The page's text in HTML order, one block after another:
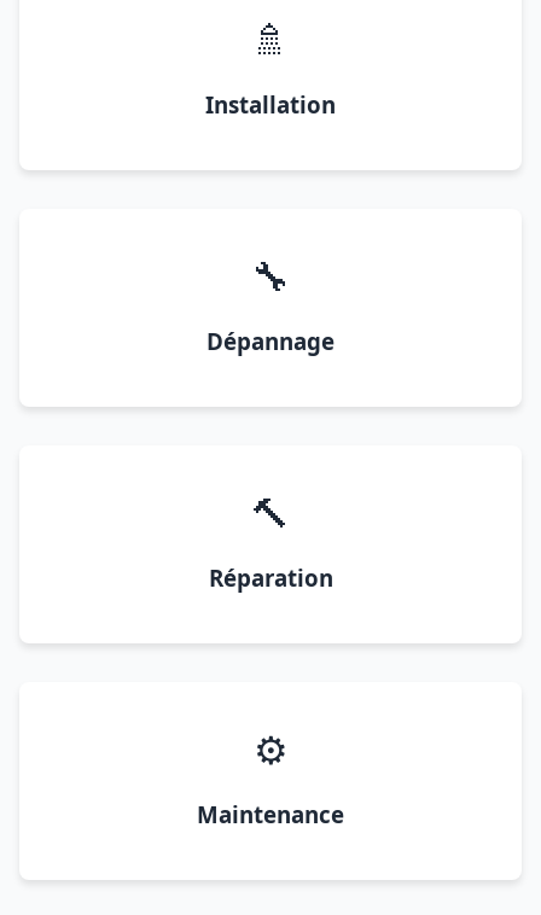
🚿
Installation
🔧
Dépannage
🔨
Réparation
⚙️
Maintenance